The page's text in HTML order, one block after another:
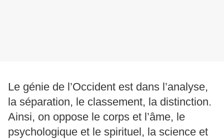
Le génie de l’Occident est dans l’analyse,
la séparation, le classement, la distinction.
Ainsi, on oppose le corps et l’âme, le
psychologique et le spirituel, la science et